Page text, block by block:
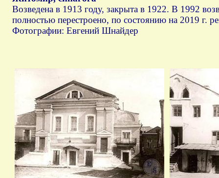
Возведена в 1913 году, закрыта в 1922. В 1992
полностью перестроено, по состоянию на 2019 г.
Фотографии: Евгений Шнайдер